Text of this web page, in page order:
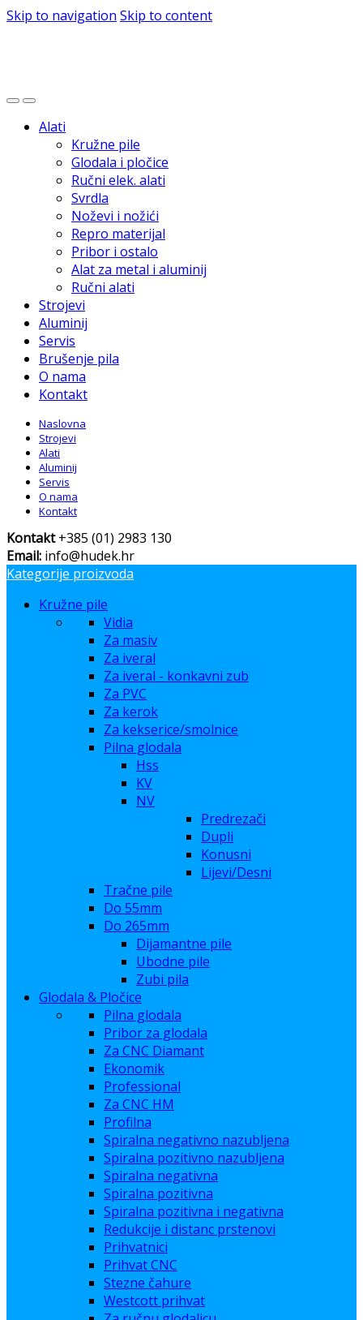
Skip to navigation Skip to content
Alati
Kružne pile
Glodala i pločice
Ručni elek. alati
Svrdla
Noževi i nožići
Repro materijal
Pribor i ostalo
Alat za metal i aluminij
Ručni alati
Strojevi
Aluminij
Servis
Brušenje pila
O nama
Kontakt
Naslovna
Strojevi
Alati
Aluminij
Servis
O nama
Kontakt
Kontakt+385 (01) 2983 130
Email: info@hudek.hr
Kategorije proizvoda
Kružne pile
Vidia
Za masiv
Za iveral
Za iveral - konkavni zub
Za PVC
Za kerok
Za kekserice/smolnice
Pilna glodala
Hss
KV
NV
Predrezači
Dupli
Konusni
Lijevi/Desni
Tračne pile
Do 55mm
Do 265mm
Dijamantne pile
Ubodne pile
Zubi pila
Glodala & Pločice
Pilna glodala
Pribor za glodala
Za CNC Diamant
Ekonomik
Professional
Za CNC HM
Profilna
Spiralna negativno nazubljena
Spiralna pozitivno nazubljena
Spiralna negativna
Spiralna pozitivna
Spiralna pozitivna i negativna
Redukcije i distanc prstenovi
Prihvatnici
Prihvat CNC
Stezne čahure
Westcott prihvat